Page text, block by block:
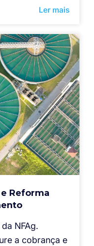
Ler mais
Reforma
NFAg.
a cobrança e